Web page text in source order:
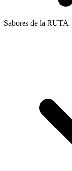
Sabores de la RUTA